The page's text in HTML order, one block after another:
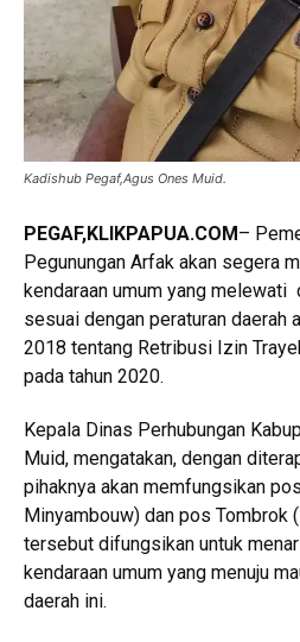
Kadishub Pegaf,Agus Ones Muid.
PEGAF,KLIKPAPUA.COM–
Pegunungan Arfak akan segera
kendaraan umum yang melewati
sesuai dengan peraturan daerah
2018 tentang Retribusi Izin
pada tahun 2020.
Kepala Dinas Perhubungan
Muid, mengatakan, dengan
pihaknya akan memfungsikan
Minyambouw) dan pos Tombrok
tersebut difungsikan untuk
kendaraan umum yang menuju
daerah ini.